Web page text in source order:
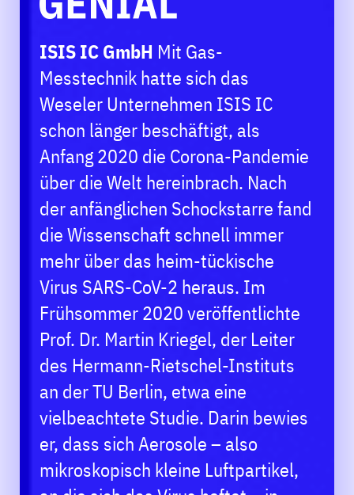
ISIS IC GmbH Mit Gas-
Messtechnik hatte sich das
Weseler Unternehmen ISIS IC
schon länger beschäftigt, als
Anfang 2020 die Corona-Pandemie
über die Welt hereinbrach. Nach
der anfänglichen Schockstarre fand
die Wissenschaft schnell immer
mehr über das heim-tückische
Virus SARS-CoV-2 heraus. Im
Frühsommer 2020 veröffentlichte
Prof. Dr. Martin Kriegel, der Leiter
des Hermann-Rietschel-Instituts
an der TU Berlin, etwa eine
vielbeachtete Studie. Darin bewies
er, dass sich Aerosole – also
mikroskopisch kleine Luftpartikel,